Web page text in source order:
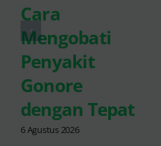
Cara
Mengobati
Penyakit
Gonore
dengan Tepat
6 Agustus 2026